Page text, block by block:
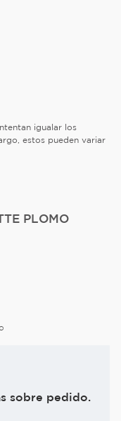
igualar los
estos pueden variar
PLOMO
sobre pedido.